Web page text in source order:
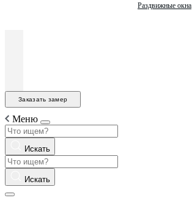
Раздвижные окна
Заказать замер
Меню
Искать
Искать